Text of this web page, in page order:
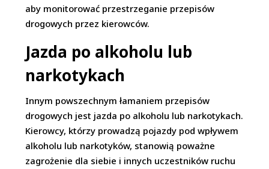
aby monitorować przestrzeganie przepisów
drogowych przez kierowców.
Jazda po alkoholu lub
narkotykach
Innym powszechnym łamaniem przepisów
drogowych jest jazda po alkoholu lub narkotykach.
Kierowcy, którzy prowadzą pojazdy pod wpływem
alkoholu lub narkotyków, stanowią poważne
zagrożenie dla siebie i innych uczestników ruchu